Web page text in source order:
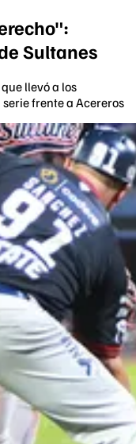
Sultanes
llevó a los
frente a Acereros